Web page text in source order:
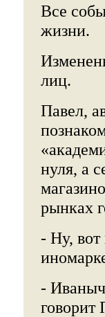
Все
жизни.
лиц.
Павел,
нуля, а
рынках
- Ну,
-
говорит